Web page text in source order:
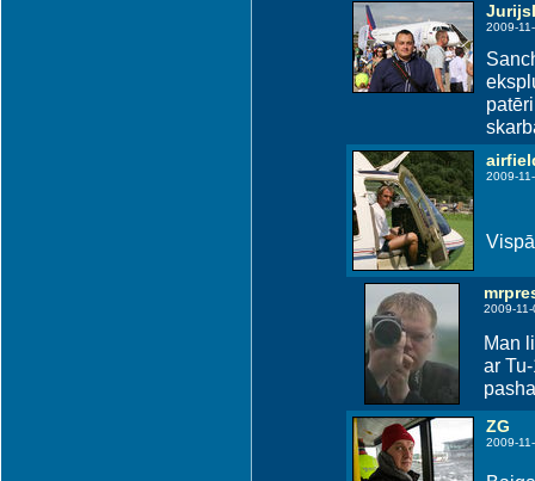
2009-
2009-
2009-
Man
ar
ZG
2009-